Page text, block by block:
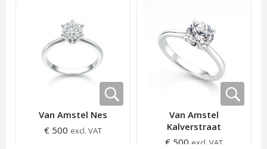
Van Amstel Nes
€ 500 excl. VAT
Van Amstel
Kalverstraat
€ 500 excl. VAT